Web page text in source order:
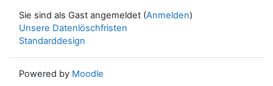
Sie sind als Gast angemeldet (Anmelden)
Unsere Datenlöschfristen
Standarddesign
Powered by Moodle